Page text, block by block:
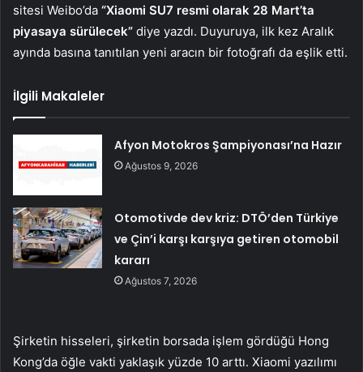
sitesi Weibo’da “Xiaomi SU7 resmi olarak 28 Mart’ta
piyasaya sürülecek” diye yazdı. Duyuruya, ilk kez Aralık
ayında basına tanıtılan yeni aracın bir fotoğrafı da eşlik etti.
İlgili Makaleler
Afyon Motokros Şampiyonası’na Hazır
Ağustos 9, 2026
Otomotivde dev kriz: DTÖ’den Türkiye
ve Çin’i karşı karşıya getiren otomobil
kararı
Ağustos 7, 2026
Şirketin hisseleri, şirketin borsada işlem gördüğü Hong
Kong’da öğle vakti yaklaşık yüzde 10 arttı. Xiaomi yazılımı